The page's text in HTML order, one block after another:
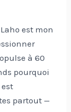
est mon
à 60
pourquoi
partout —